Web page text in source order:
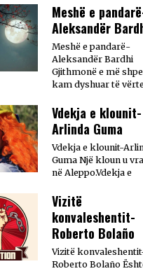
Meshë e
Aleksandër
Meshë e pandarë-
Aleksandër Bardhi
Gjithmonë e më
kam dyshuar të
Vdekja e klounit-
Arlinda Guma
Vdekja e klounit-
Guma Një kloun u
në Aleppo.Vdekja e
Vizitë
konvaleshentit-
Roberto Bolaño
Vizitë
Roberto Bolaño